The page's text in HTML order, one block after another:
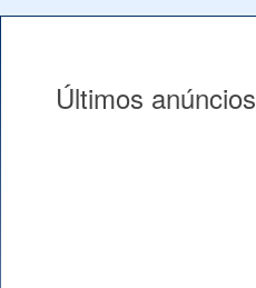
Últimos anúncios